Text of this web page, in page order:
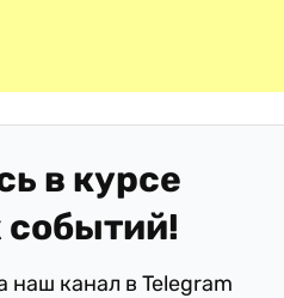
в курсе
событий!
наш канал в Telegram